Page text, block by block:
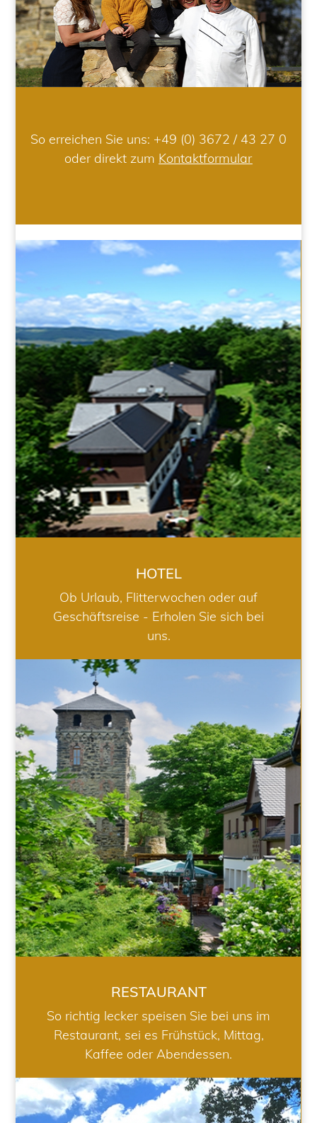
So erreichen Sie uns: +49 (0) 3672 / 43 27 0
oder direkt zum Kontaktformular
HOTEL
HOTEL
Ob Urlaub, Flitterwochen oder auf
Geschäftsreise - Erholen Sie sich bei
uns.
RESTAURANT
RESTAURANT
So richtig lecker speisen Sie bei uns im
Restaurant, sei es Frühstück, Mittag,
Kaffee oder Abendessen.